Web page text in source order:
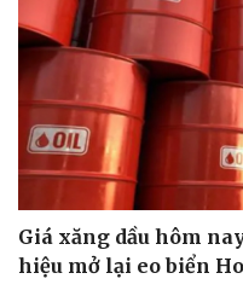
Giá xăng dầu hôm
hiệu mở lại eo biển